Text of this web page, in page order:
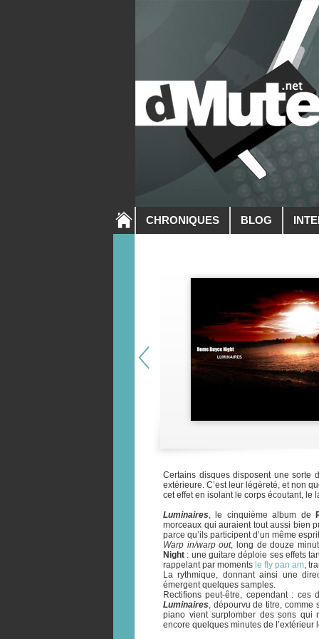
CHRONIQUES BLOG
Certains disques disposent une sorte
extérieure. C’est leur légèreté, et non
cet effet en isolant le corps écoutant, le
Luminaires, le cinquième album de
morceaux qui auraient tout aussi bien
parce qu’ils participent d’un même
Warp in/warp out, long de douze
Night : une guitare déploie ses effets
rappelant par moments le fly pan am,
La rythmique, donnant ainsi une
émergent quelques samples.
Rectifions peut-être, cependant :
Luminaires, dépourvu de titre, comme
piano vient surplomber des sons qui
encore quelques minutes de l’extérieur